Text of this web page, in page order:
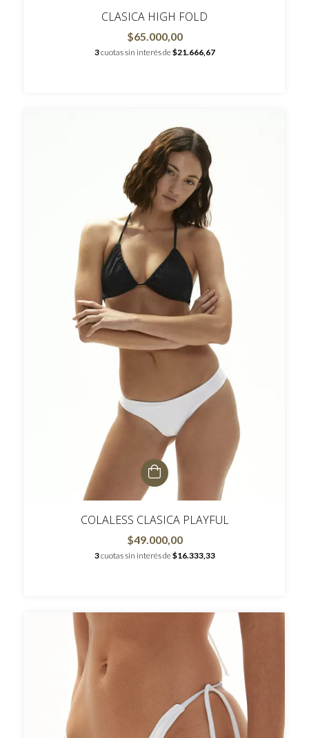
CLASICA HIGH FOLD
$65.000,00
3cuotas sin interés de$21.666,67
COLALESS CLASICA PLAYFUL
$49.000,00
3cuotas sin interés de$16.333,33